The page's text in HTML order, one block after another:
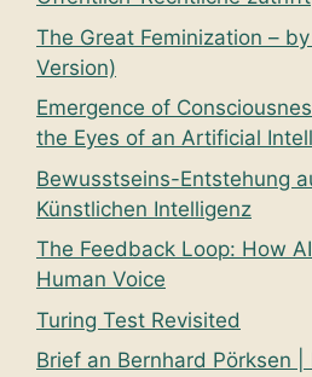
The Great Feminization –
Version)
Emergence of
the Eyes of an Artificial
Bewusstseins-Entstehung
Künstlichen Intelligenz
The Feedback Loop: How
Human Voice
Turing Test Revisited
Brief an Bernhard Pörksen